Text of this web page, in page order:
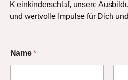
Kleinkinderschlaf, unsere
und wertvolle Impulse für Dich
Name *